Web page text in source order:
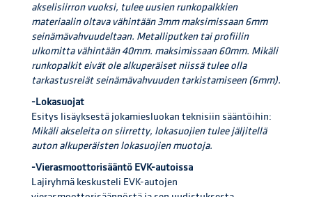
akselisiirron vuoksi, tulee uusien runkopalkkien
materiaalin oltava vähintään 3mm maksimissaan 6mm
seinämävahvuudeltaan. Metalliputken tai profiilin
ulkomitta vähintään 40mm. maksimissaan 60mm. Mikäli
runkopalkit eivät ole alkuperäiset niissä tulee olla
tarkastusreiät seinämävahvuuden tarkistamiseen (6mm).
-Lokasuojat
Esitys lisäyksestä jokamiesluokan teknisiin sääntöihin:
Mikäli akseleita on siirretty, lokasuojien tulee jäljitellä
auton alkuperäisten lokasuojien muotoja.
-Vierasmoottorisääntö EVK-autoissa
Lajiryhmä keskusteli EVK-autojen